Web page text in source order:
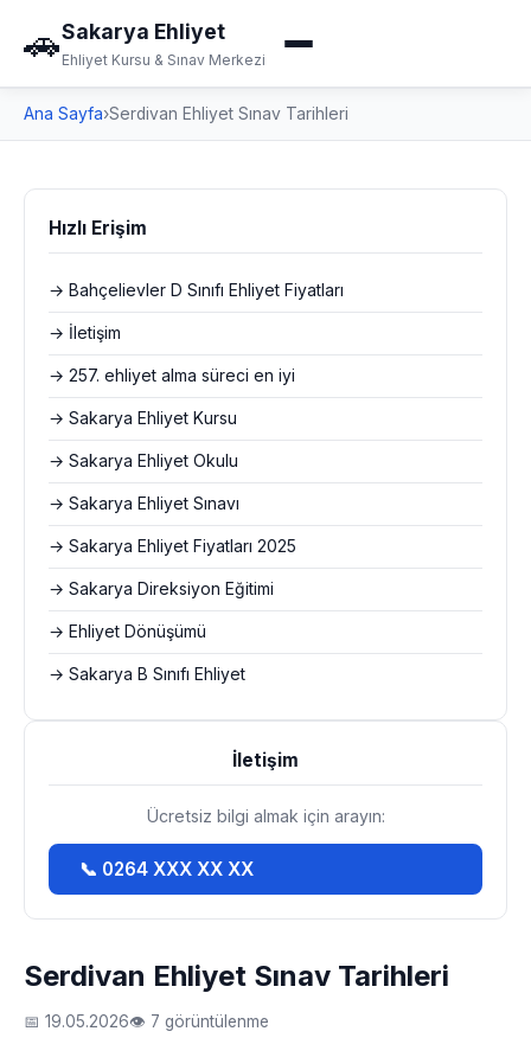
🚗Sakarya Ehliyet
Ehliyet Kursu & Sınav Merkezi
Ana Sayfa›Serdivan Ehliyet Sınav Tarihleri
Serdivan Ehliyet Sınav Tarihleri
📅 19.05.2026👁 7 görüntülenme
Hızlı Erişim
→ Bahçelievler D Sınıfı Ehliyet Fiyatları
→ İletişim
→ 257. ehliyet alma süreci en iyi
→ Sakarya Ehliyet Kursu
→ Sakarya Ehliyet Okulu
→ Sakarya Ehliyet Sınavı
→ Sakarya Ehliyet Fiyatları 2025
→ Sakarya Direksiyon Eğitimi
→ Ehliyet Dönüşümü
→ Sakarya B Sınıfı Ehliyet
İletişim
Ücretsiz bilgi almak için arayın:
📞 0264 XXX XX XX